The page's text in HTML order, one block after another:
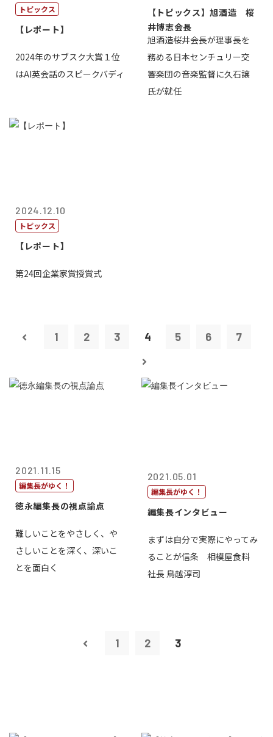
トピックス
【レポート】
2024年のサブスク大賞１位
はAI英会話のスピークバディ
【トピックス】旭酒造 桜
井博志会長
旭酒造桜井会長が理事長を
務める日本センチュリー交
響楽団の音楽監督に久石譲
氏が就任
2024.12.10
トピックス
【レポート】
第24回企業家賞授賞式
1 2 3 4 5 6 7
2021.11.15
編集長がゆく！
徳永編集長の視点論点
難しいことをやさしく、や
さしいことを深く、深いこ
とを面白く
2021.05.01
編集長がゆく！
編集長インタビュー
まずは自分で実際にやってみ
ることが信条 相模屋食料
社長 鳥越淳司
1 2 3